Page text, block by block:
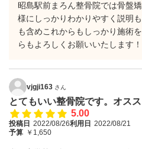
昭島駅前まろん整骨院では骨盤
様にしっかりわかりやすく説明
も含めこれからもしっかり施術
らもよろしくお願いいたします！
vjgji163 さん
とてもいい整骨院です。オス
5.00
投稿日 2022/08/26利用日 2022/08/21
予算 ￥1,650